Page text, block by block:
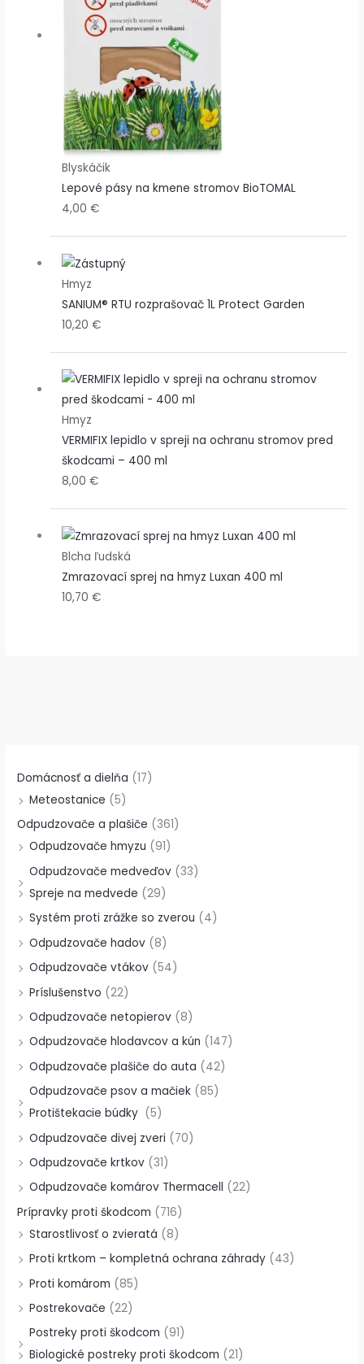
Domácnosť a dielňa (17)
Meteostanice (5)
Odpudzovače a plašiče (361)
Odpudzovače hmyzu (91)
Odpudzovače medveďov (33)
Spreje na medvede (29)
Systém proti zrážke so zverou (4)
Odpudzovače hadov (8)
Odpudzovače vtákov (54)
Príslušenstvo (22)
Odpudzovače netopierov (8)
Odpudzovače hlodavcov a kún (147)
Odpudzovače plašiče do auta (42)
Odpudzovače psov a mačiek (85)
Protištekacie búdky (5)
Odpudzovače divej zveri (70)
Odpudzovače krtkov (31)
Odpudzovače komárov Thermacell (22)
Prípravky proti škodcom (716)
Starostlivosť o zvieratá (8)
Proti krtkom – kompletná ochrana záhrady (43)
Proti komárom (85)
Postrekovače (22)
Postreky proti škodcom (91)
Biologické postreky proti škodcom (21)
Blyskáčik
Lepové pásy na kmene stromov BioTOMAL
4,00 €
Hmyz
SANIUM® RTU rozprašovač 1L Protect Garden
10,20 €
Hmyz
VERMIFIX lepidlo v spreji na ochranu stromov pred
škodcami – 400 ml
8,00 €
Blcha ľudská
Zmrazovací sprej na hmyz Luxan 400 ml
10,70 €